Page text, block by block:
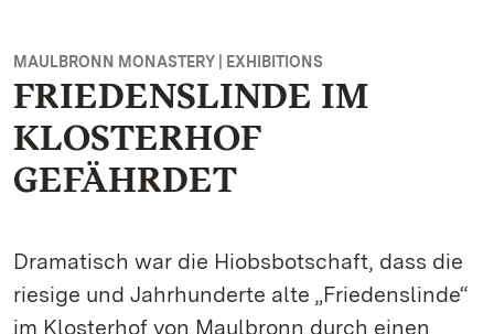
MAULBRONN MONASTERY | EXHIBITIONS
FRIEDENSLINDE IM
KLOSTERHOF
GEFÄHRDET
Dramatisch war die Hiobsbotschaft, dass die
riesige und Jahrhunderte alte „Friedenslinde“
im Klosterhof von Maulbronn durch einen